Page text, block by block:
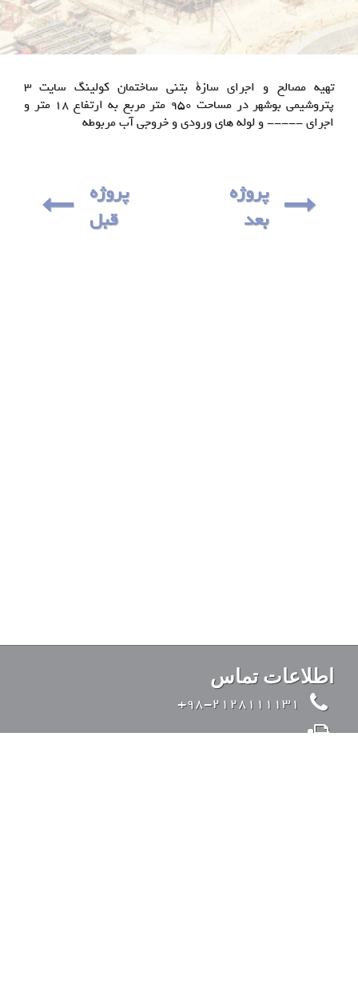
تهیه مصالح و اجرای سازۀ بتنی ساختمان کولینگ سایت 3
پتروشیمی بوشهر در مساحت 950 متر مربع به ارتفاع 18 متر و
اجرای ----- و لوله های ورودی و خروجی آب مربوطه
پروژه
بعد
پروژه
قبل
اطلاعات تماس
98-2128111131+
98-2126428371+